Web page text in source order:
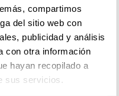
compartimos
del sitio web con
publicidad y análisis
con otra información
hayan recopilado a
sus servicios.